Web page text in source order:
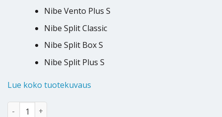
Nibe Vento Plus S
Nibe Split Classic
Nibe Split Box S
Nibe Split Plus S
Lue koko tuotekuvaus
Langaton lämpötila ja kosteusanturi Nibe THS 10 MyUplink
Alternative: